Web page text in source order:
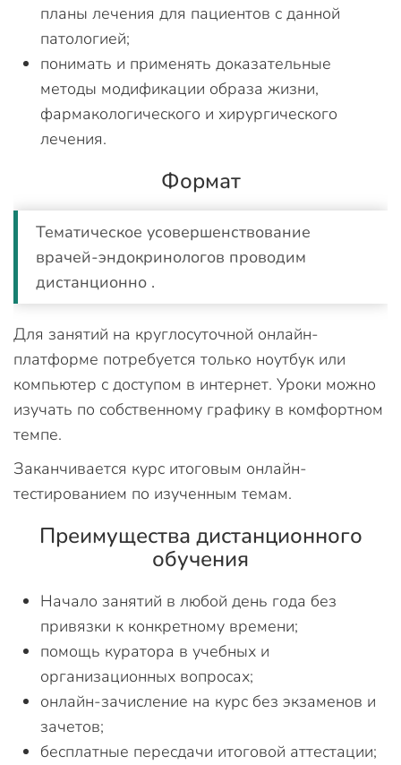
планы лечения для пациентов с данной
патологией;
понимать и применять доказательные
методы модификации образа жизни,
фармакологического и хирургического
лечения.
Формат
Тематическое усовершенствование
врачей-эндокринологов проводим
дистанционно .
Для занятий на круглосуточной онлайн-
платформе потребуется только ноутбук или
компьютер с доступом в интернет. Уроки можно
изучать по собственному графику в комфортном
темпе.
Заканчивается курс итоговым онлайн-
тестированием по изученным темам.
Преимущества дистанционного
обучения
Начало занятий в любой день года без
привязки к конкретному времени;
помощь куратора в учебных и
организационных вопросах;
онлайн-зачисление на курс без экзаменов и
зачетов;
бесплатные пересдачи итоговой аттестации;